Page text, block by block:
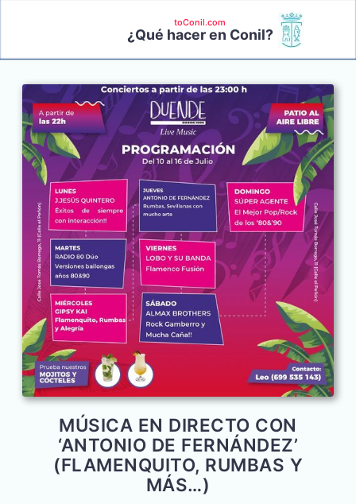
toConil.com
¿Qué hacer en Conil?
MÚSICA EN DIRECTO CON
‘ANTONIO DE FERNÁNDEZ’
(FLAMENQUITO, RUMBAS Y
MÁS…)